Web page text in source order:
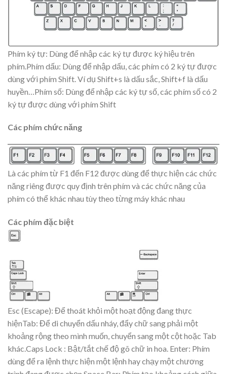
Phím ký tự: Dùng để nhập các ký tự được ký hiệu trên
phím.Phím dấu: Dùng để nhập dấu, các phím có 2 ký tự được
dùng với phím Shift. Ví dụ Shift+s là dấu sắc, Shift+f là dấu
huyền…Phím số: Dùng để nhập các ký tự số, các phím số có 2
ký tự được dùng với phím Shift
Các phím chức năng
Là các phím từ F1 đến F12 được dùng để thực hiện các chức
năng riêng được quy định trên phím và các chức năng của
phím có thể khác nhau tùy theo từng máy khác nhau
Các phím đặc biệt
Esc (Escape): Để thoát khỏi một hoạt động đang thực
hiệnTab: Để di chuyển dấu nháy, đẩy chữ sang phải một
khoảng rộng theo mình muốn, chuyển sang một cột hoặc Tab
khác.Caps Lock : Bật/tắt chế độ gõ chữ in hoa. Enter: Phím
dùng để ra lệnh thực hiện một lệnh hay chạy một chương